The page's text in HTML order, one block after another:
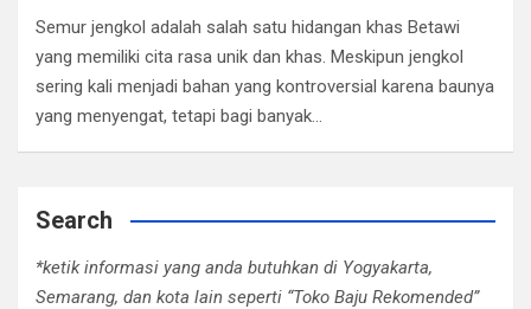
Semur jengkol adalah salah satu hidangan khas Betawi
yang memiliki cita rasa unik dan khas. Meskipun jengkol
sering kali menjadi bahan yang kontroversial karena baunya
yang menyengat, tetapi bagi banyak…
Search
*ketik informasi yang anda butuhkan di Yogyakarta,
Semarang, dan kota lain seperti “Toko Baju Rekomended”